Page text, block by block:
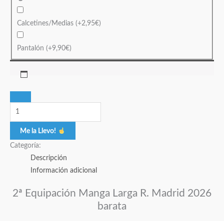
Calcetines/Medias(+2,95€)
Pantalón(+9,90€)
Me la Llevo!
Categoría:
Descripción
Información adicional
2ª Equipación Manga Larga R. Madrid 2026
barata